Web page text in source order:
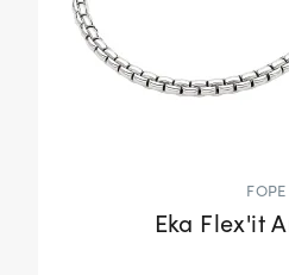
FOPE
Eka Flex'it